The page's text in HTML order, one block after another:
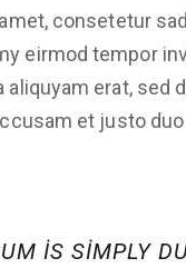
consetetur
eirmod tempor
aliquyam erat, sed
et justo
IS SIMPLY